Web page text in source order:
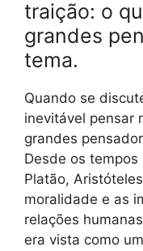
traição: o
grandes
tema.
Quando se
inevitável pensar
grandes
Desde os
Platão,
moralidade e as
relações
era vista como